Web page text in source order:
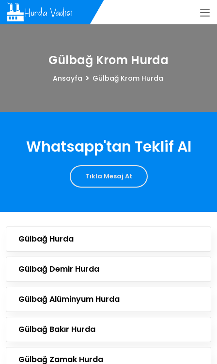
Gülbağ Krom Hurda
Ansayfa Gülbağ Krom Hurda
Whatsapp'tan Teklif Al
Tıkla Mesaj At
Gülbağ Hurda
Gülbağ Demir Hurda
Gülbağ Alüminyum Hurda
Gülbağ Bakır Hurda
Gülbağ Zamak Hurda